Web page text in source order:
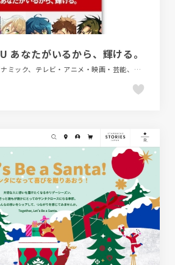
あなたがいるから、輝ける。
LP・特集ページ、ダイナミック、テレビ・アニメ・映画・芸能、ホワイト系、レッド系、大きめ写真